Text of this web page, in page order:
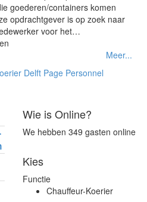
goederen/containers komen
opdrachtgever is op zoek naar
voor het…
Meer...
Delft Page Personnel
Wie is Online?
We hebben 349 gasten online
Kies
Functie
Chauffeur-Koerier